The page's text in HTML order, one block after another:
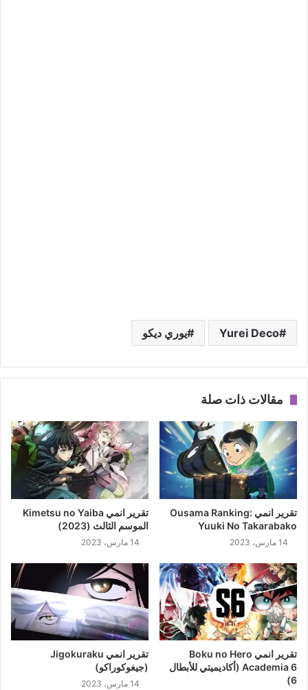
Yurei Deco يوري ديكو
مقالات ذات صلة
تقرير انمي Ousama Ranking:
Yuuki No Takarabako
14 مارس، 2023
تقرير انمي Kimetsu no Yaiba
الموسم الثالث (2023)
14 مارس، 2023
تقرير انمي Boku no Hero
Academia 6 (أكاديميتي للأبطال
6)
تقرير انمي Jigokuraku
(جيغوكوراكو)
14 مارس، 2023